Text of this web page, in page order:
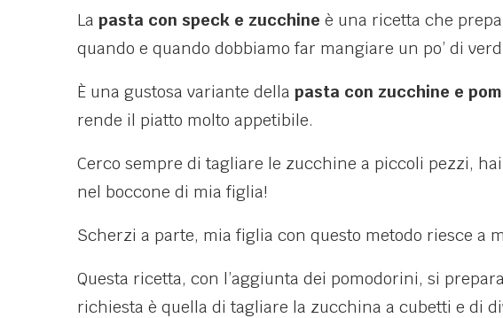
La pasta con speck e zucchine è una ricetta che
quando e quando dobbiamo far mangiare un po’ di
È una gustosa variante della pasta con zucchine e
rende il piatto molto appetibile.
Cerco sempre di tagliare le zucchine a piccoli pezzi,
nel boccone di mia figlia!
Scherzi a parte, mia figlia con questo metodo riesce a
Questa ricetta, con l’aggiunta dei pomodorini, si
richiesta è quella di tagliare la zucchina a cubetti e di